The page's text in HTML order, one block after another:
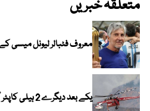
متعلقہ خبریں
معروف فٹبالر لیونل میسی کے
یکے بعد دیگرے 2 ہیلی کاپٹر گر کر تباہ؛ متعدد ہلاکتیں